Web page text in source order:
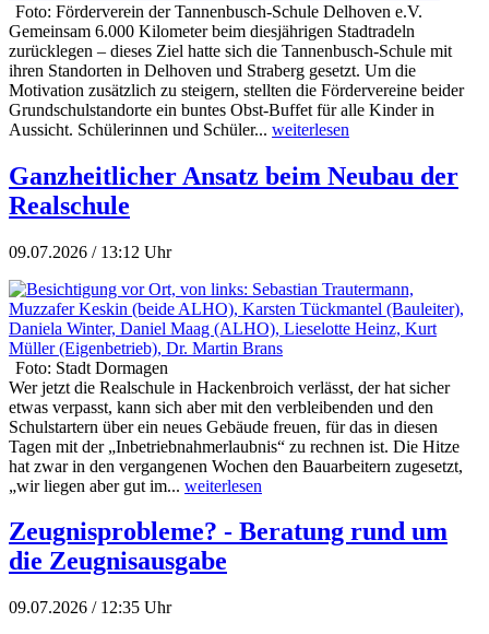
Foto: Förderverein der Tannenbusch-Schule Delhoven e.V.
Gemeinsam 6.000 Kilometer beim diesjährigen Stadtradeln
zurücklegen – dieses Ziel hatte sich die Tannenbusch-Schule mit
ihren Standorten in Delhoven und Straberg gesetzt. Um die
Motivation zusätzlich zu steigern, stellten die Fördervereine beider
Grundschulstandorte ein buntes Obst-Buffet für alle Kinder in
Aussicht. Schülerinnen und Schüler... weiterlesen
Ganzheitlicher Ansatz beim Neubau der
Realschule
09.07.2026 / 13:12 Uhr
Foto: Stadt Dormagen
Wer jetzt die Realschule in Hackenbroich verlässt, der hat sicher
etwas verpasst, kann sich aber mit den verbleibenden und den
Schulstartern über ein neues Gebäude freuen, für das in diesen
Tagen mit der „Inbetriebnahmerlaubnis“ zu rechnen ist. Die Hitze
hat zwar in den vergangenen Wochen den Bauarbeitern zugesetzt,
„wir liegen aber gut im... weiterlesen
Zeugnisprobleme? - Beratung rund um
die Zeugnisausgabe
09.07.2026 / 12:35 Uhr